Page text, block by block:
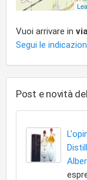
Vuoi arrivare in
Segui le
Post e novità